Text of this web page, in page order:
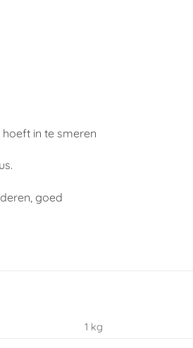
in te smeren
goed
1 kg